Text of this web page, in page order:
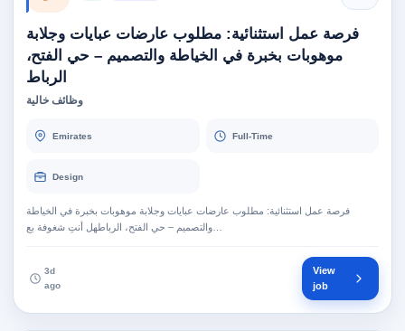
فرصة عمل استثنائية: مطلوب عارضات عبايات وجلابة
موهوبات بخبرة في الخياطة والتصميم – حي الفتح،
الرباط
وظائف خالية
Emirates Full-Time
Design
فرصة عمل استثنائية: مطلوب عارضات عبايات وجلابة موهوبات بخبرة في الخياطة
3d
ago
View
job